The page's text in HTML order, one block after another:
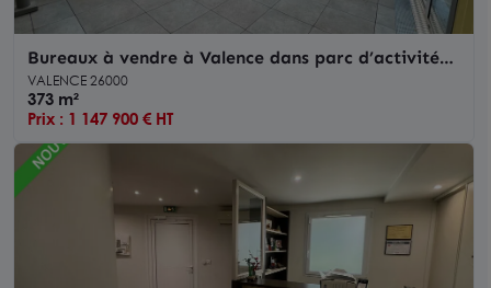
Bureaux à vendre à Valence dans parc d’activité
avec terrasses et parkings
VALENCE 26000
373 m²
Prix : 1 147 900 € HT